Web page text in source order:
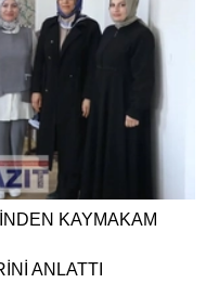
KAYMAKAM
ANLATTI